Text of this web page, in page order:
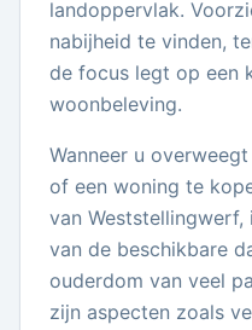
landoppervlak.
nabijheid te vinden,
de focus legt op een
woonbeleving.
Wanneer u
of een woning te
van Weststellingwerf,
van de beschikbare
ouderdom van veel
zijn aspecten zoals